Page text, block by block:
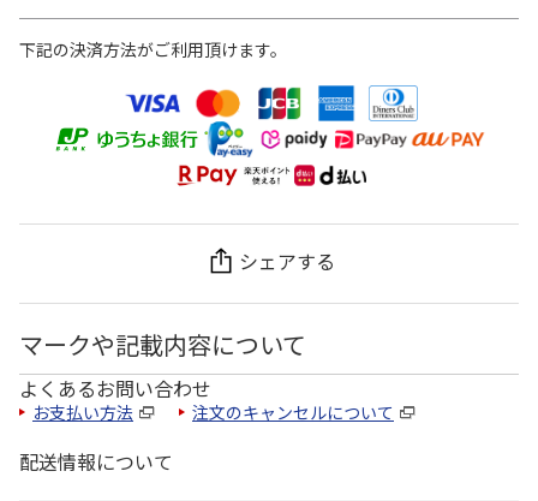
下記の決済方法がご利用頂けます。
シェアする
マークや記載内容について
よくあるお問い合わせ
お支払い方法 注文のキャンセルについて
配送情報について